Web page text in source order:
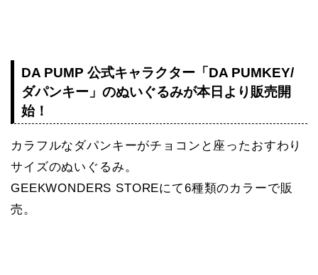
DA PUMP 公式キャラクター「DA PUMKEY/
ダパンキー」のぬいぐるみが本日より販売開
始！
カラフルなダパンキーがチョコンと座ったおすわり
サイズのぬいぐるみ。
GEEKWONDERS STOREにて6種類のカラーで販
売。